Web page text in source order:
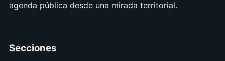
agenda pública desde una mirada territorial.
Secciones